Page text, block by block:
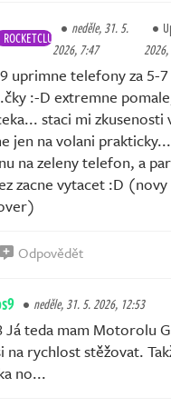
ROCKETCLUB
neděle, 31. 5.
2026, 7:47
uprimne telefony za 5-
:-D extremne
staci mi zkusenosti
jen na volani
na zeleny telefon, a
zacne vytacet :D (novy
Odpovědět
neděle, 31. 5. 2026, 12:53
Já teda mam Motorolu
na rychlost stěžovat.
no...